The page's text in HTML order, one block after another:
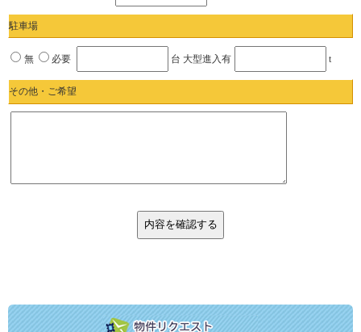
駐車場
無 必要 台 大型進入有 t
その他・ご希望